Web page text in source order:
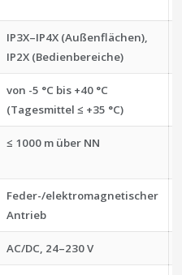
IP3X–IP4X (Außenflächen),
IP2X (Bedienbereiche)
von -5 °C bis +40 °C
(Tagesmittel ≤ +35 °C)
≤ 1000 m über NN
Feder-/elektromagnetischer
Antrieb
AC/DC, 24–230 V